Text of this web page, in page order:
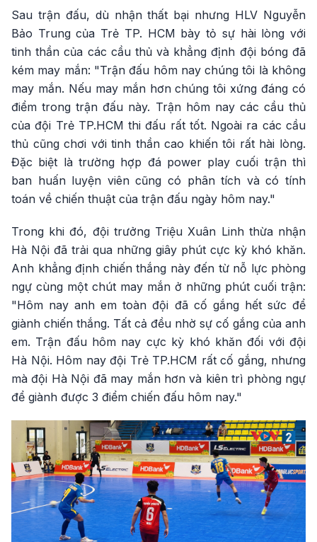
Sau trận đấu, dù nhận thất bại nhưng HLV Nguyễn
Bảo Trung của Trẻ TP. HCM bày tỏ sự hài lòng với
tinh thần của các cầu thủ và khẳng định đội bóng đã
kém may mắn: "Trận đấu hôm nay chúng tôi là không
may mắn. Nếu may mắn hơn chúng tôi xứng đáng có
điểm trong trận đấu này. Trận hôm nay các cầu thủ
của đội Trẻ TP.HCM thi đấu rất tốt. Ngoài ra các cầu
thủ cũng chơi với tinh thần cao khiến tôi rất hài lòng.
Đặc biệt là trường hợp đá power play cuối trận thì
ban huấn luyện viên cũng có phân tích và có tính
toán về chiến thuật của trận đấu ngày hôm nay."
Trong khi đó, đội trưởng Triệu Xuân Linh thừa nhận
Hà Nội đã trải qua những giây phút cực kỳ khó khăn.
Anh khẳng định chiến thắng này đến từ nỗ lực phòng
ngự cùng một chút may mắn ở những phút cuối trận:
"Hôm nay anh em toàn đội đã cố gắng hết sức để
giành chiến thắng. Tất cả đều nhờ sự cố gắng của anh
em. Trận đấu hôm nay cực kỳ khó khăn đối với đội
Hà Nội. Hôm nay đội Trẻ TP.HCM rất cố gắng, nhưng
mà đội Hà Nội đã may mắn hơn và kiên trì phòng ngự
để giành được 3 điểm chiến đấu hôm nay."